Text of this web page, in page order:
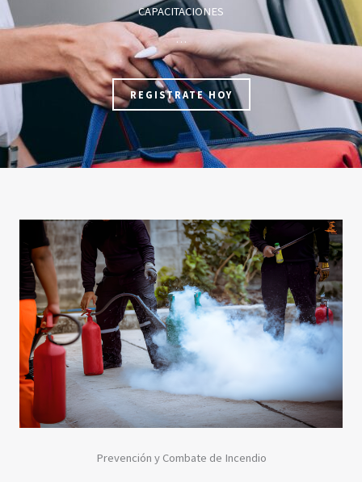
CAPACITACIONES
…
REGISTRATE HOY
Prevención y Combate de Incendio